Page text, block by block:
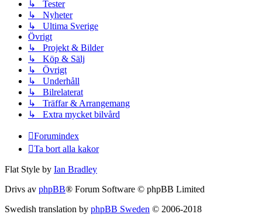
↳ Tester
↳ Nyheter
↳ Ultima Sverige
Övrigt
↳ Projekt & Bilder
↳ Köp & Sälj
↳ Övrigt
↳ Underhåll
↳ Bilrelaterat
↳ Träffar & Arrangemang
↳ Extra mycket bilvård
Forumindex
Ta bort alla kakor
Flat Style by Ian Bradley
Drivs av phpBB® Forum Software © phpBB Limited
Swedish translation by phpBB Sweden © 2006-2018